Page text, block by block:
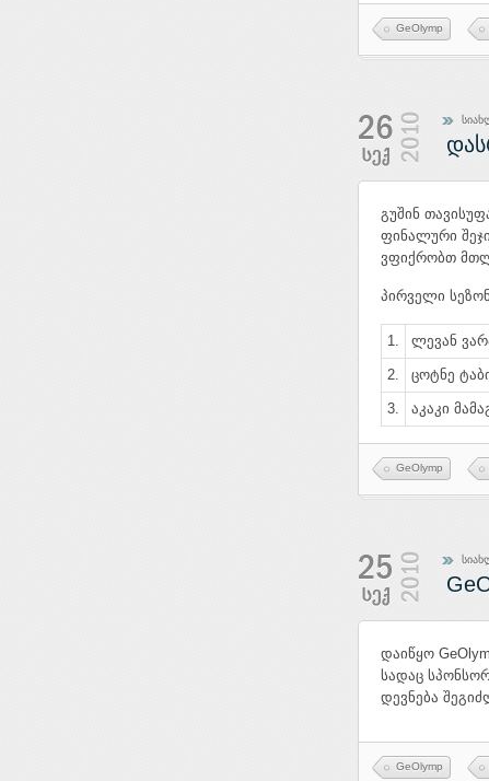
GeOlymp
გუშინ
ფინალური
ვფიქრობთ
პირველი
1. ლევან
2. ცოტნე
3. აკაკი
GeOlymp
დაიწყო
სადაც
დევნება
GeOlymp